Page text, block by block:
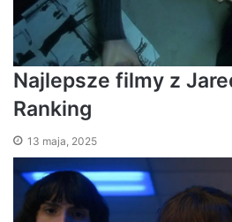
Najlepsze filmy z
Ranking
13 maja, 2025